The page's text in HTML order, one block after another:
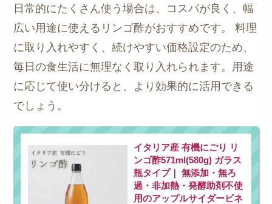
日常的にたくさん使う場合は、コスパが良く、幅
広い用途に使えるリンゴ酢がおすすめです。 料理
に取り入れやすく、続けやすい価格設定のため、
毎日の食生活に無理なく取り入れられます。用途
に応じて使い分けると、より効果的に活用できる
でしょう。
イタリア産 有機にごり リ
ンゴ酢571ml(580g) ガラス
瓶タイプ｜ 無添加・無ろ
過・非加熱・発酵助剤不使
用のアップルサイダービネ